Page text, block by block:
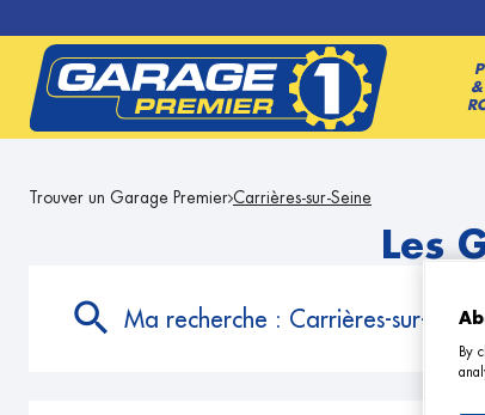
&
Trouver un Garage Premier Carrières-sur-Seine
Les
Ma recherche : Carrières-sur-Seine
By